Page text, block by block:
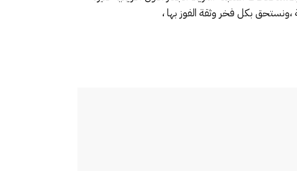
،ونستحق بكل فخر وثقة الفوز بها ،